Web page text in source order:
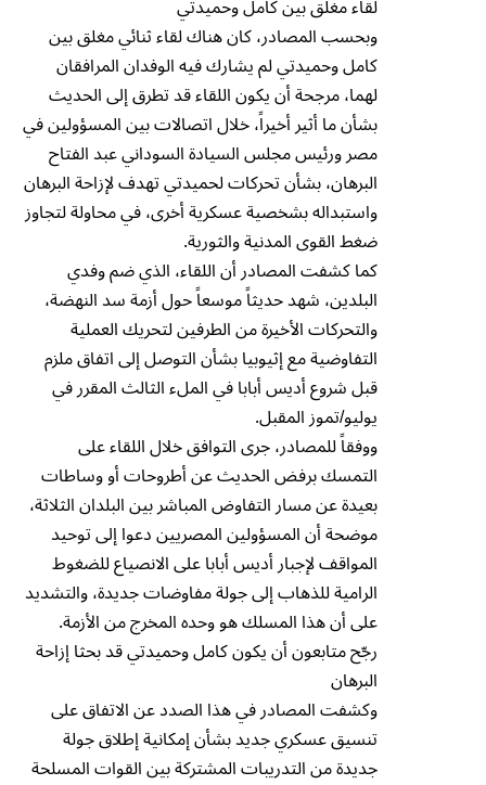
لقاء مغلق بين كامل وحميدتي
وبحسب المصادر، كان هناك لقاء ثنائي مغلق بين
كامل وحميدتي لم يشارك فيه الوفدان المرافقان
لهما، مرجحة أن يكون اللقاء قد تطرق إلى الحديث
بشأن ما أثير أخيراً، خلال اتصالات بين المسؤولين في
مصر ورئيس مجلس السيادة السوداني عبد الفتاح
البرهان، بشأن تحركات لحميدتي تهدف لإزاحة البرهان
واستبداله بشخصية عسكرية أخرى، في محاولة لتجاوز
ضغط القوى المدنية والثورية.
كما كشفت المصادر أن اللقاء، الذي ضم وفدي
البلدين، شهد حديثاً موسعاً حول أزمة سد النهضة،
والتحركات الأخيرة من الطرفين لتحريك العملية
التفاوضية مع إثيوبيا بشأن التوصل إلى اتفاق ملزم
قبل شروع أديس أبابا في الملء الثالث المقرر في
يوليو/تموز المقبل.
ووفقاً للمصادر، جرى التوافق خلال اللقاء على
التمسك برفض الحديث عن أطروحات أو وساطات
بعيدة عن مسار التفاوض المباشر بين البلدان الثلاثة،
موضحة أن المسؤولين المصريين دعوا إلى توحيد
المواقف لإجبار أديس أبابا على الانصياع للضغوط
الرامية للذهاب إلى جولة مفاوضات جديدة، والتشديد
على أن هذا المسلك هو وحده المخرج من الأزمة.
رجّح متابعون أن يكون كامل وحميدتي قد بحثا إزاحة
البرهان
وكشفت المصادر في هذا الصدد عن الاتفاق على
تنسيق عسكري جديد بشأن إمكانية إطلاق جولة
جديدة من التدريبات المشتركة بين القوات المسلحة